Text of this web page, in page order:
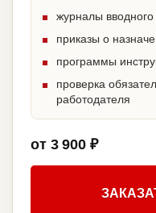
журналы вводного
приказы о
программы
проверка
работодателя
от 3 900 ₽